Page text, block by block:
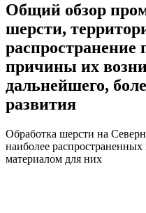
Общий обзор
шерсти,
причины их
дальнейшего,
развития
Обработка шерсти на
наиболее
материалом для них